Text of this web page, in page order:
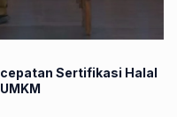
Sertifikasi Halal